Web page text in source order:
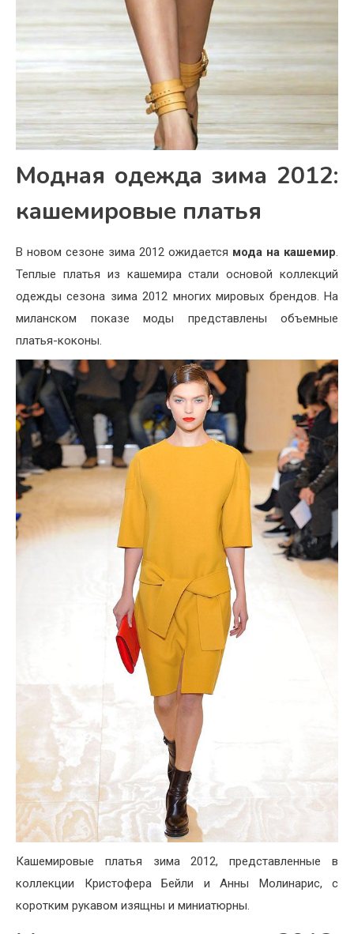
Модная одежда зима 2012:
кашемировые платья
В новом сезоне зима 2012 ожидается мода на кашемир.
Теплые платья из кашемира стали основой коллекций
одежды сезона зима 2012 многих мировых брендов. На
миланском показе моды представлены объемные
платья-коконы.
Кашемировые платья зима 2012, представленные в
коллекции Кристофера Бейли и Анны Молинарис, с
коротким рукавом изящны и миниатюрны.